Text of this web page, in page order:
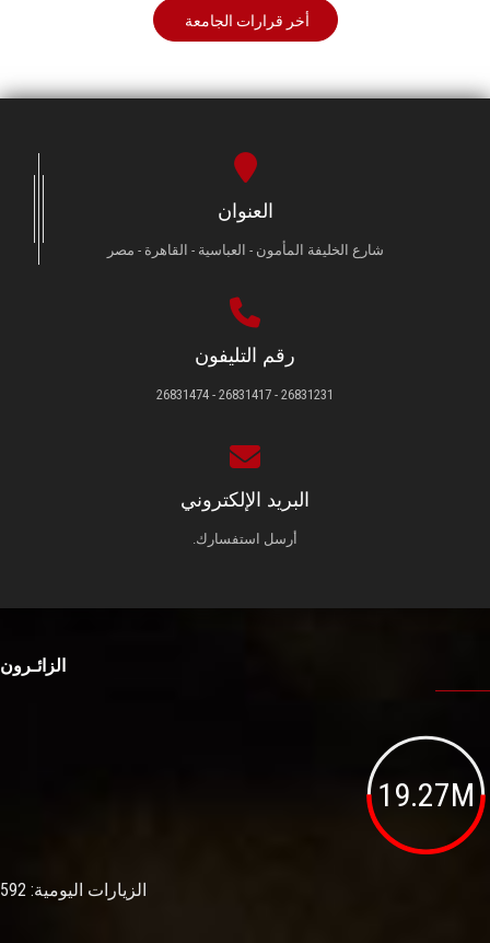
أخر قرارات الجامعة
العنوان
شارع الخليفة المأمون - العباسية - القاهرة - مصر
رقم التليفون
26831231 - 26831417 - 26831474
البريد الإلكتروني
أرسل استفسارك.
الزائـرون
19.27M
الزيارات اليومية: 592